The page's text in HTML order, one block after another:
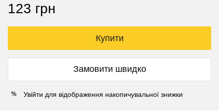
123 грн
Купити
Замовити швидко
% Увійти для відображення накопичувальної знижки